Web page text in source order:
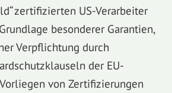
zertifizierten US-Verarbeiter
besonderer Garantien,
Verpflichtung durch
der EU-
von Zertifizierungen